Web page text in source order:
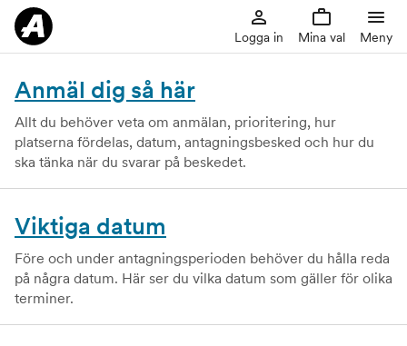
Logga in Mina val Meny
Anmäl dig så här
Allt du behöver veta om anmälan, prioritering, hur
platserna fördelas, datum, antagningsbesked och hur du
ska tänka när du svarar på beskedet.
Viktiga datum
Före och under antagningsperioden behöver du hålla reda
på några datum. Här ser du vilka datum som gäller för olika
terminer.